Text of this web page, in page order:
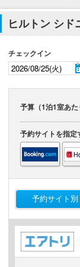
ヒルトン シ
チェックイン
予算（1泊1室あた
予約サイトを指定
予約サイト別